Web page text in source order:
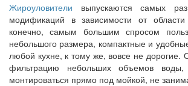
Жироуловители выпускаются самых
модификаций в зависимости от
конечно, самым большим спросом
небольшого размера, компактные и
любой кухне, к тому же, вовсе не дорогие.
фильтрацию небольших объемов
монтироваться прямо под мойкой, не